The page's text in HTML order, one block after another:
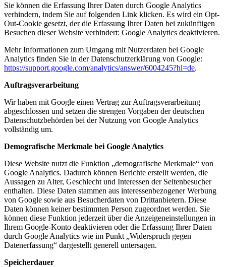
Sie können die Erfassung Ihrer Daten durch Google Analytics
verhindern, indem Sie auf folgenden Link klicken. Es wird ein Opt-
Out-Cookie gesetzt, der die Erfassung Ihrer Daten bei zukünftigen
Besuchen dieser Website verhindert: Google Analytics deaktivieren.
Mehr Informationen zum Umgang mit Nutzerdaten bei Google
Analytics finden Sie in der Datenschutzerklärung von Google:
https://support.google.com/analytics/answer/6004245?hl=de.
Auftragsverarbeitung
Wir haben mit Google einen Vertrag zur Auftragsverarbeitung
abgeschlossen und setzen die strengen Vorgaben der deutschen
Datenschutzbehörden bei der Nutzung von Google Analytics
vollständig um.
Demografische Merkmale bei Google Analytics
Diese Website nutzt die Funktion „demografische Merkmale“ von
Google Analytics. Dadurch können Berichte erstellt werden, die
Aussagen zu Alter, Geschlecht und Interessen der Seitenbesucher
enthalten. Diese Daten stammen aus interessenbezogener Werbung
von Google sowie aus Besucherdaten von Drittanbietern. Diese
Daten können keiner bestimmten Person zugeordnet werden. Sie
können diese Funktion jederzeit über die Anzeigeneinstellungen in
Ihrem Google-Konto deaktivieren oder die Erfassung Ihrer Daten
durch Google Analytics wie im Punkt „Widerspruch gegen
Datenerfassung“ dargestellt generell untersagen.
Speicherdauer